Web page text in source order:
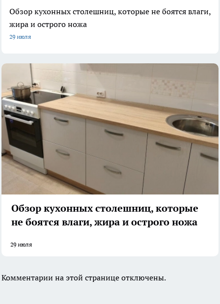
Обзор кухонных столешниц, которые не боятся влаги,
жира и острого ножа
29 июля
Обзор кухонных столешниц, которые
не боятся влаги, жира и острого ножа
29 июля
Комментарии на этой странице отключены.